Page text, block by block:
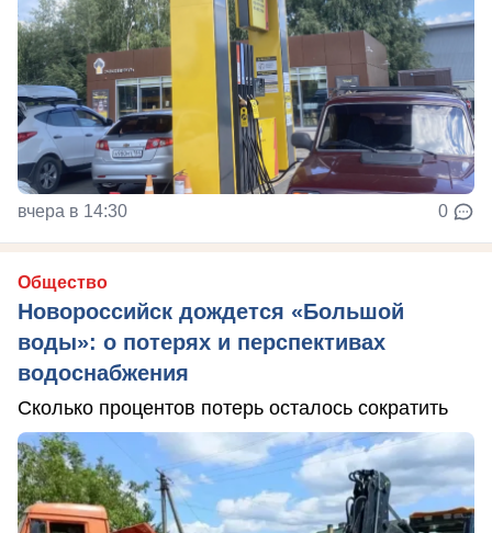
вчера в 14:30 0
Общество
Новороссийск дождется «Большой
воды»: о потерях и перспективах
водоснабжения
Сколько процентов потерь осталось сократить